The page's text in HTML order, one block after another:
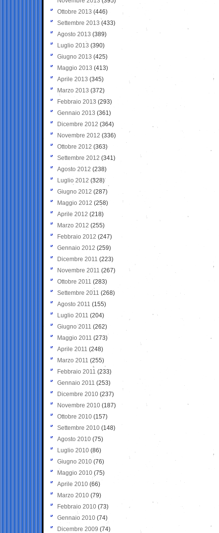
Ottobre 2013 (446)
Settembre 2013 (433)
Agosto 2013 (389)
Luglio 2013 (390)
Giugno 2013 (425)
Maggio 2013 (413)
Aprile 2013 (345)
Marzo 2013 (372)
Febbraio 2013 (293)
Gennaio 2013 (361)
Dicembre 2012 (364)
Novembre 2012 (336)
Ottobre 2012 (363)
Settembre 2012 (341)
Agosto 2012 (238)
Luglio 2012 (328)
Giugno 2012 (287)
Maggio 2012 (258)
Aprile 2012 (218)
Marzo 2012 (255)
Febbraio 2012 (247)
Gennaio 2012 (259)
Dicembre 2011 (223)
Novembre 2011 (267)
Ottobre 2011 (283)
Settembre 2011 (268)
Agosto 2011 (155)
Luglio 2011 (204)
Giugno 2011 (262)
Maggio 2011 (273)
Aprile 2011 (248)
Marzo 2011 (255)
Febbraio 2011 (233)
Gennaio 2011 (253)
Dicembre 2010 (237)
Novembre 2010 (187)
Ottobre 2010 (157)
Settembre 2010 (148)
Agosto 2010 (75)
Luglio 2010 (86)
Giugno 2010 (76)
Maggio 2010 (75)
Aprile 2010 (66)
Marzo 2010 (79)
Febbraio 2010 (73)
Gennaio 2010 (74)
Dicembre 2009 (74)